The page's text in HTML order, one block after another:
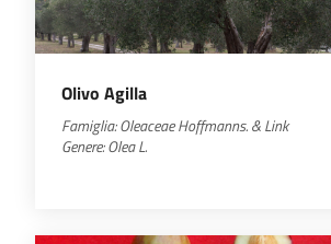
Olivo Agilla
Famiglia:OleaceaeHoffmanns. & Link
Genere:OleaL.